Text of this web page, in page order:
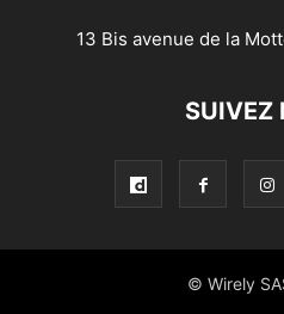
13 Bis avenue de la
SUIVEZ
© Wirely